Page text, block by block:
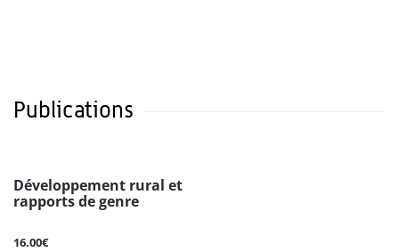
Publications
Développement rural et
rapports de genre
16.00€